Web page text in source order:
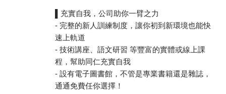
▌充實自我，公司助你一臂之力
- 完整的新人訓練制度，讓你初到新環境也能快
速上軌道
- 技術講座、語文研習 等豐富的實體或線上課
程，幫助同仁充實自我
- 設有電子圖書館，不管是專業書籍還是雜誌，
通通免費任你選擇！